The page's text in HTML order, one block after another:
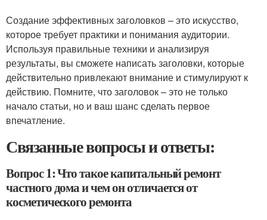
Создание эффективных заголовков – это искусство,
которое требует практики и понимания аудитории.
Используя правильные техники и анализируя
результаты, вы сможете написать заголовки, которые
действительно привлекают внимание и стимулируют к
действию. Помните, что заголовок – это не только
начало статьи, но и ваш шанс сделать первое
впечатление.
Связанные вопросы и ответы:
Вопрос 1: Что такое капитальный ремонт
частного дома и чем он отличается от
косметического ремонта